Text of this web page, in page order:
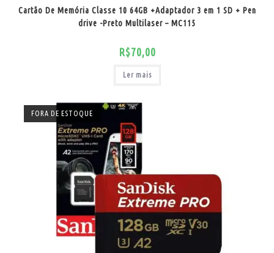
Cartão De Memória Classe 10 64GB +Adaptador 3 em 1 SD + Pen
drive -Preto Multilaser – MC115
R$70,00
Ler mais
FORA DE ESTOQUE